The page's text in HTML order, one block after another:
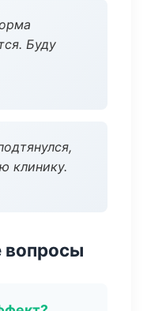
Буду
клинику.
вопросы